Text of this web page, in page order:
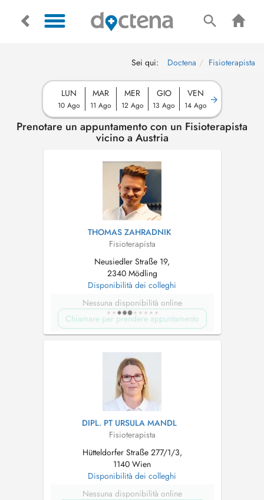
Sei qui: Doctena Fisioterapista
LUN
10 Ago
MAR
11 Ago
MER
12 Ago
GIO
13 Ago
VEN
14 Ago
Prenotare un appuntamento con un Fisioterapista
vicino a Austria
THOMAS ZAHRADNIK
Fisioterapista
Neusiedler Straße 19,
2340 Mödling
Disponibilità dei colleghi
Nessuna disponibilità online
Chiamare per prendere appuntamento
DIPL. PT URSULA MANDL
Fisioterapista
Hütteldorfer Straße 277/1/3,
1140 Wien
Disponibilità dei colleghi
Nessuna disponibilità online